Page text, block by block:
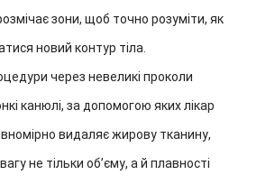
зони, щоб точно розуміти, як
новий контур тіла.
через невеликі проколи
канюлі, за допомогою яких лікар
видаляє жирову тканину,
не тільки об’єму, а й плавності